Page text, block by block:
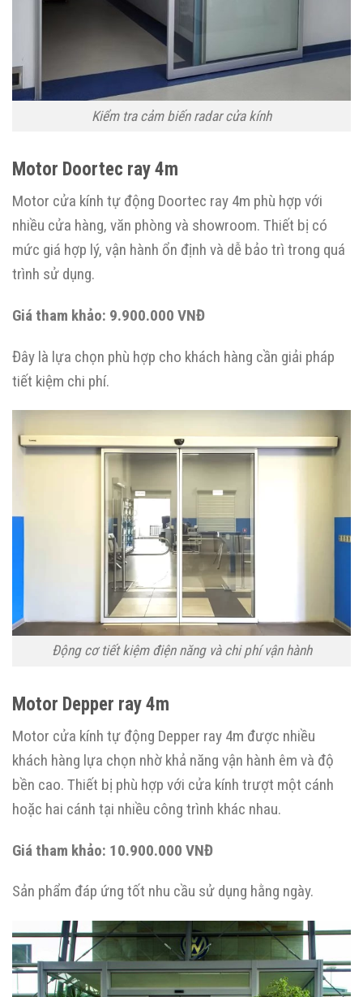
Kiểm tra cảm biến radar cửa kính
Motor Doortec ray 4m
Motor cửa kính tự động Doortec ray 4m phù hợp với
nhiều cửa hàng, văn phòng và showroom. Thiết bị có
mức giá hợp lý, vận hành ổn định và dễ bảo trì trong quá
trình sử dụng.
Giá tham khảo: 9.900.000 VNĐ
Đây là lựa chọn phù hợp cho khách hàng cần giải pháp
tiết kiệm chi phí.
Động cơ tiết kiệm điện năng và chi phí vận hành
Motor Depper ray 4m
Motor cửa kính tự động Depper ray 4m được nhiều
khách hàng lựa chọn nhờ khả năng vận hành êm và độ
bền cao. Thiết bị phù hợp với cửa kính trượt một cánh
hoặc hai cánh tại nhiều công trình khác nhau.
Giá tham khảo: 10.900.000 VNĐ
Sản phẩm đáp ứng tốt nhu cầu sử dụng hằng ngày.